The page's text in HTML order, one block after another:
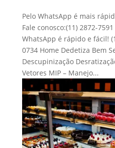
Pelo WhatsApp é mais
Fale conosco:(11) 2872-
WhatsApp é rápido e fácil!
0734 Home Dedetiza Bem
Descupinização
Vetores MIP – Manejo...